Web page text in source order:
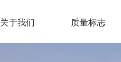
关于我们 质量标志